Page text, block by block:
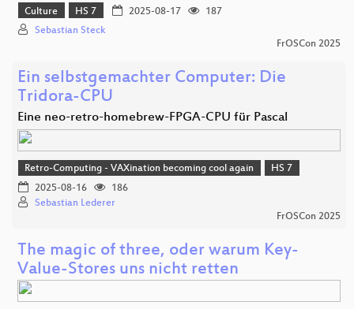
Culture HS 7 2025-08-17
187
Sebastian Steck
FrOSCon 2025
Ein selbstgemachter Computer: Die
Tridora-CPU
Eine neo-retro-homebrew-FPGA-CPU für Pascal
Retro-Computing - VAXination becoming cool again
HS 7
2025-08-16
186
Sebastian Lederer
FrOSCon 2025
The magic of three, oder warum Key-
Value-Stores uns nicht retten